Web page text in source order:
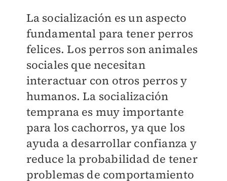
La socialización es un aspecto
fundamental para tener perros
felices. Los perros son animales
sociales que necesitan
interactuar con otros perros y
humanos. La socialización
temprana es muy importante
para los cachorros, ya que los
ayuda a desarrollar confianza y
reduce la probabilidad de tener
problemas de comportamiento